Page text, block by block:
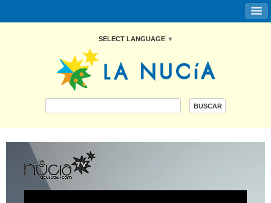
SELECT LANGUAGE ▼